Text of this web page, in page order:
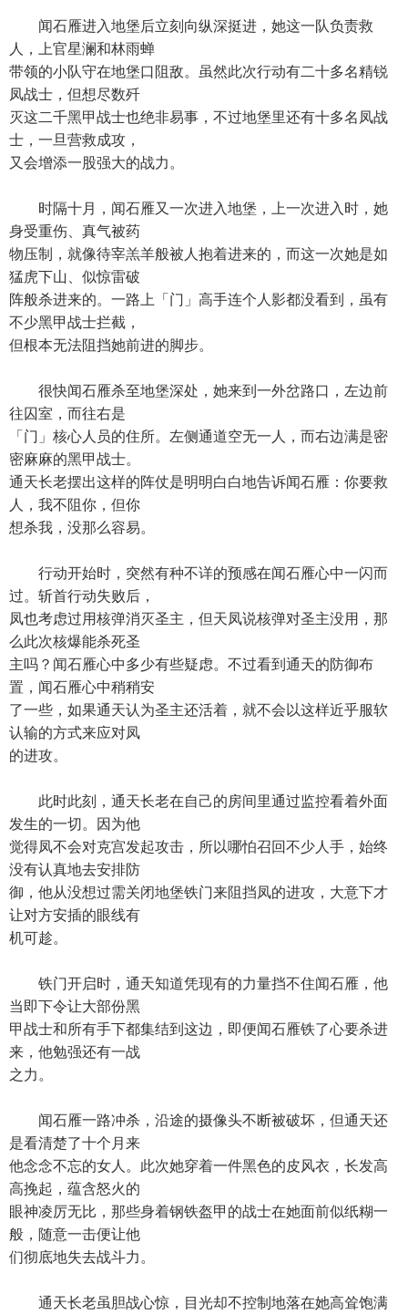
闻石雁进入地堡后立刻向纵深挺进，她这一队负责救
人，上官星澜和林雨蝉
带领的小队守在地堡口阻敌。虽然此次行动有二十多名精锐
凤战士，但想尽数歼
灭这二千黑甲战士也绝非易事，不过地堡里还有十多名凤战
士，一旦营救成攻，
又会增添一股强大的战力。
时隔十月，闻石雁又一次进入地堡，上一次进入时，她
身受重伤、真气被药
物压制，就像待宰羔羊般被人抱着进来的，而这一次她是如
猛虎下山、似惊雷破
阵般杀进来的。一路上「门」高手连个人影都没看到，虽有
不少黑甲战士拦截，
但根本无法阻挡她前进的脚步。
很快闻石雁杀至地堡深处，她来到一外岔路口，左边前
往囚室，而往右是
「门」核心人员的住所。左侧通道空无一人，而右边满是密
密麻麻的黑甲战士。
通天长老摆出这样的阵仗是明明白白地告诉闻石雁：你要救
人，我不阻你，但你
想杀我，没那么容易。
行动开始时，突然有种不详的预感在闻石雁心中一闪而
过。斩首行动失败后，
凤也考虑过用核弹消灭圣主，但天凤说核弹对圣主没用，那
么此次核爆能杀死圣
主吗？闻石雁心中多少有些疑虑。不过看到通天的防御布
置，闻石雁心中稍稍安
了一些，如果通天认为圣主还活着，就不会以这样近乎服软
认输的方式来应对凤
的进攻。
此时此刻，通天长老在自己的房间里通过监控看着外面
发生的一切。因为他
觉得凤不会对克宫发起攻击，所以哪怕召回不少人手，始终
没有认真地去安排防
御，他从没想过需关闭地堡铁门来阻挡凤的进攻，大意下才
让对方安插的眼线有
机可趁。
铁门开启时，通天知道凭现有的力量挡不住闻石雁，他
当即下令让大部份黑
甲战士和所有手下都集结到这边，即便闻石雁铁了心要杀进
来，他勉强还有一战
之力。
闻石雁一路冲杀，沿途的摄像头不断被破坏，但通天还
是看清楚了十个月来
他念念不忘的女人。此次她穿着一件黑色的皮风衣，长发高
高挽起，蕴含怒火的
眼神凌厉无比，那些身着钢铁盔甲的战士在她面前似纸糊一
般，随意一击便让他
们彻底地失去战斗力。
通天长老虽胆战心惊，目光却不控制地落在她高耸饱满